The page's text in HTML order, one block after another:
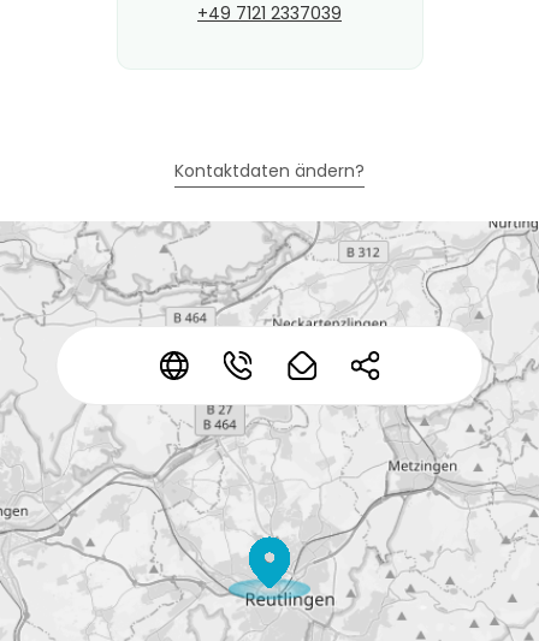
* * * *
+49 7121 2337039
Kontaktdaten ändern?